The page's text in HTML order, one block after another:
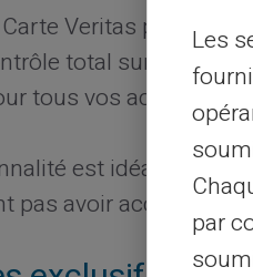
Veritas pour
total sur vos
tous vos achats
est idéale pour
pas avoir accès aux
Les
par